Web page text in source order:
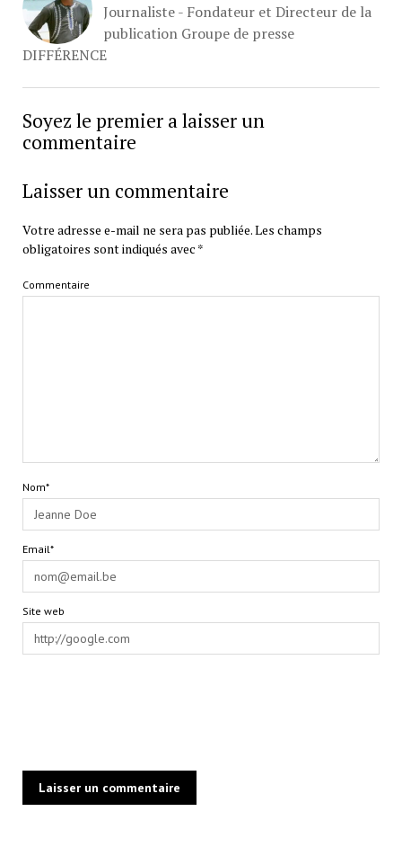
Journaliste - Fondateur et Directeur de la
publication Groupe de presse
DIFFÉRENCE
Soyez le premier a laisser un
commentaire
Laisser un commentaire
Votre adresse e-mail ne sera pas publiée.Les champs
obligatoires sont indiqués avec *
Commentaire
Nom*
Email*
Site web